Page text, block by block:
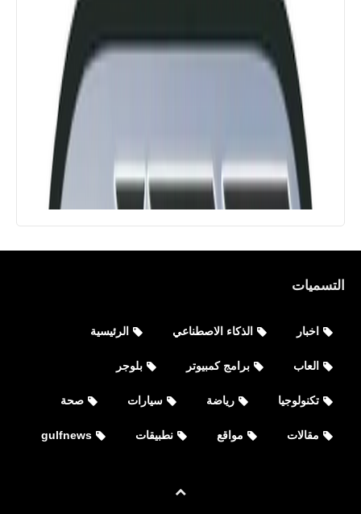
التسميات
اخبار الذكاء الاصطناعي الرئيسية
العاب برامج كمبيوتر بلوجر
تكنولوجيا رياضة سيارات صحة
مقالات مواقع نطبيقات gulfnews